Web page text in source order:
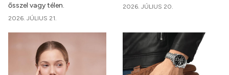
ősszel vagy télen.
2026. JÚLIUS 21.
2026. JÚLIUS 20.